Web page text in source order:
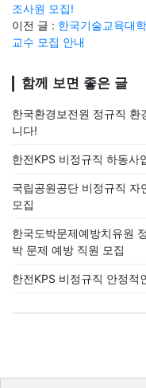
조사원 모집!
이전 글 : 한국기술교육대
교수 모집 안내
함께 보면 좋은 글
한국환경보전원 정규직 환
니다!
한전KPS 비정규직 하동사
국립공원공단 비정규직 자
모집
한국도박문제예방치유원
박 문제 예방 직원 모집
한전KPS 비정규직 안정적